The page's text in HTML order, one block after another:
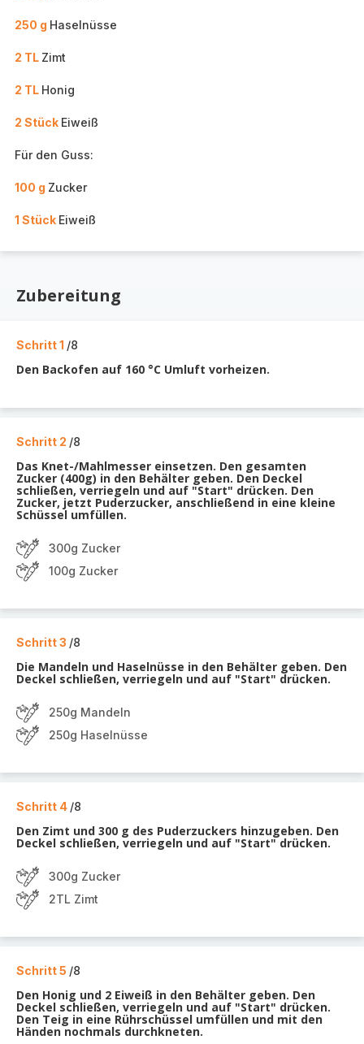
250 g Haselnüsse
2 TL Zimt
2 TL Honig
2 Stück Eiweiß
Für den Guss:
100 g Zucker
1 Stück Eiweiß
Zubereitung
Schritt 1 /8
Den Backofen auf 160 °C Umluft vorheizen.
Schritt 2 /8
Das Knet-/Mahlmesser einsetzen. Den gesamten
Zucker (400g) in den Behälter geben. Den Deckel
schließen, verriegeln und auf "Start" drücken. Den
Zucker, jetzt Puderzucker, anschließend in eine kleine
Schüssel umfüllen.
300g Zucker
100g Zucker
Schritt 3 /8
Die Mandeln und Haselnüsse in den Behälter geben. Den
Deckel schließen, verriegeln und auf "Start" drücken.
250g Mandeln
250g Haselnüsse
Schritt 4 /8
Den Zimt und 300 g des Puderzuckers hinzugeben. Den
Deckel schließen, verriegeln und auf "Start" drücken.
300g Zucker
2TL Zimt
Schritt 5 /8
Den Honig und 2 Eiweiß in den Behälter geben. Den
Deckel schließen, verriegeln und auf "Start" drücken.
Den Teig in eine Rührschüssel umfüllen und mit den
Händen nochmals durchkneten.